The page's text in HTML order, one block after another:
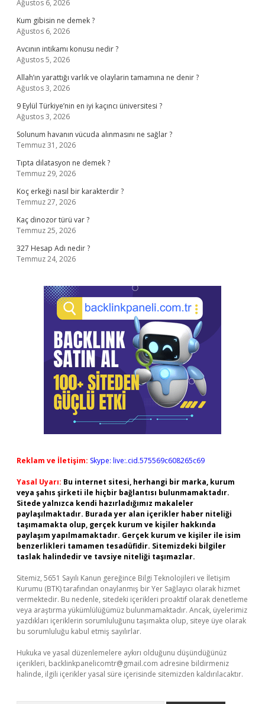
Ağustos 6, 2026
Kum gibisin ne demek ?
Ağustos 6, 2026
Avcının intikamı konusu nedir ?
Ağustos 5, 2026
Allah’ın yarattığı varlık ve olaylarin tamamına ne denir ?
Ağustos 3, 2026
9 Eylül Türkiye’nin en iyi kaçıncı üniversitesi ?
Ağustos 3, 2026
Solunum havanın vücuda alınmasını ne sağlar ?
Temmuz 31, 2026
Tıpta dilatasyon ne demek ?
Temmuz 29, 2026
Koç erkeği nasıl bir karakterdir ?
Temmuz 27, 2026
Kaç dinozor türü var ?
Temmuz 25, 2026
327 Hesap Adı nedir ?
Temmuz 24, 2026
Reklam ve İletişim: Skype: live:.cid.575569c608265c69
Yasal Uyarı: Bu internet sitesi, herhangi bir marka, kurum
veya şahıs şirketi ile hiçbir bağlantısı bulunmamaktadır.
Sitede yalnızca kendi hazırladığımız makaleler
paylaşılmaktadır. Burada yer alan içerikler haber niteliği
taşımamakta olup, gerçek kurum ve kişiler hakkında
paylaşım yapılmamaktadır. Gerçek kurum ve kişiler ile isim
benzerlikleri tamamen tesadüfidir. Sitemizdeki bilgiler
taslak halindedir ve tavsiye niteliği taşımazlar.
Sitemiz, 5651 Sayılı Kanun gereğince Bilgi Teknolojileri ve İletişim
Kurumu (BTK) tarafından onaylanmış bir Yer Sağlayıcı olarak hizmet
vermektedir. Bu nedenle, sitedeki içerikleri proaktif olarak denetleme
veya araştırma yükümlülüğümüz bulunmamaktadır. Ancak, üyelerimiz
yazdıkları içeriklerin sorumluluğunu taşımakta olup, siteye üye olarak
bu sorumluluğu kabul etmiş sayılırlar.
Hukuka ve yasal düzenlemelere aykırı olduğunu düşündüğünüz
içerikleri, backlinkpanelicomtr@gmail.com adresine bildirmeniz
halinde, ilgili içerikler yasal süre içerisinde sitemizden kaldırılacaktır.